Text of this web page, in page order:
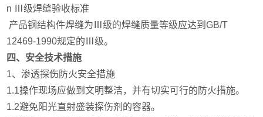
n Ⅲ级焊缝验收标准
产品钢结构件焊缝为Ⅲ级的焊缝质量等级应达到GB/T
12469-1990规定的Ⅲ级。
四、安全技术措施
1、渗透探伤防火安全措施
1.1操作现场应做到文明整洁，并有切实可行的防火措施。
1.2避免阳光直射盛装探伤剂的容器。